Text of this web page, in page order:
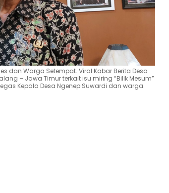
dan Warga Setempat. Viral Kabar Berita Desa
– Jawa Timur terkait isu miring “Bilik Mesum”
Kepala Desa Ngenep Suwardi dan warga.